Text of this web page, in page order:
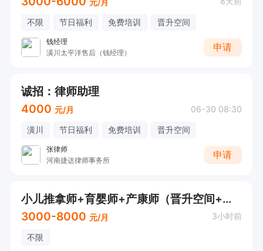
元/月
不限 节日福利 免费培训 晋升空间
钱经理
潢川太平洋售后（钱经理）
申请
诚招：律师助理
4000 元/月 06-30 08:30
潢川 节日福利 免费培训 晋升空间
张律师
河南捷达律师事务所
申请
小儿推拿师+育婴师+产康师（晋升空间+福利待遇）
3000-8000 元/月 3小时前
不限